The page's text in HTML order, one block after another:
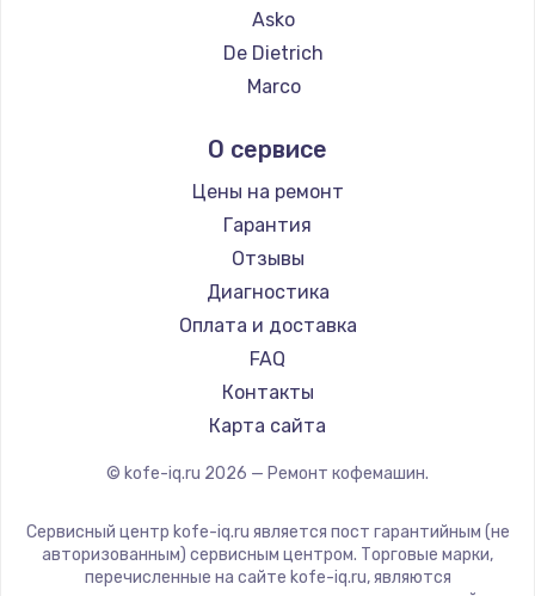
Ремонт кофемашин Hisense
Ремонт кофемашин DELTA
Ремонт кофемашин Tefal
Ремонт кофемашин RED solution
Ремонт кофемашин Bravilor Bonamat
Ремонт кофемашин Vard
Ремонт кофемашин Tuvio
Ремонт кофемашин Carrera
Ремонт кофемашин Supra
Asko
De Dietrich
Marco
Jura
Olympia
Saeco
La Cimbali
WMF
Yamaguchi
Nivona
Astoria
JVC
ROCKET MOZZAFIATO
Vivitek
Thomson
О сервисе
Цены на ремонт
Гарантия
Отзывы
Диагностика
Оплата и доставка
FAQ
Контакты
Карта сайта
© kofe-iq.ru 2026 — Ремонт кофемашин.
Сервисный центр kofe-iq.ru является пост гарантийным (не
авторизованным) сервисным центром. Торговые марки,
перечисленные на сайте kofe-iq.ru, являются